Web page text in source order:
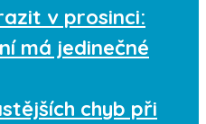
v prosinci:
má jedinečné
chyb při